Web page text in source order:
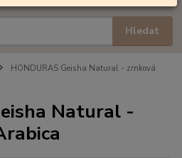
Hledat
HONDURAS Geisha Natural - zrnková
Natural -